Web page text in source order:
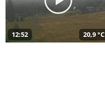
12:52 20,9 °C